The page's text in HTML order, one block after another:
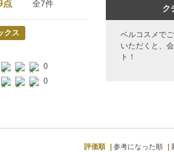
点 全7件
クス
0
0
ク
ベルコスメで
いただくと、
ト！
評価順 参考になった順